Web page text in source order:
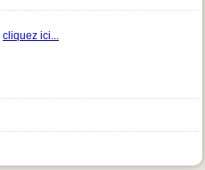
cliquez ici...